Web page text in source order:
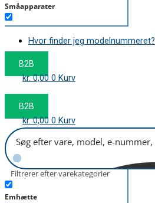
Småapparater
Støvsuger
Tørretumbler
Tilbehør/Plejemidler
Hvor finder jeg modelnummeret?
B2B
kr.0,00 0 Kurv
B2B
kr.0,00 0 Kurv
Filtrerer efter varekategorier
Emhætte